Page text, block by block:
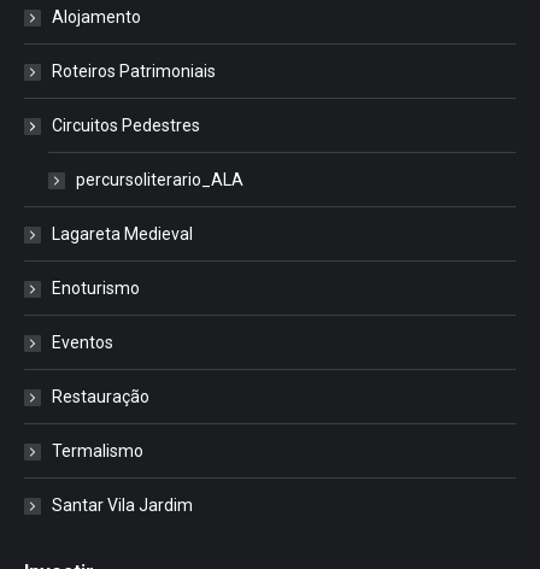
Alojamento
Roteiros Patrimoniais
Circuitos Pedestres
percursoliterario_ALA
Lagareta Medieval
Enoturismo
Eventos
Restauração
Termalismo
Santar Vila Jardim